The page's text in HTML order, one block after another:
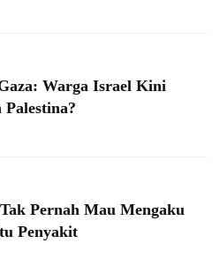
Warga Israel Kini
Pernah Mau Mengaku
Penyakit